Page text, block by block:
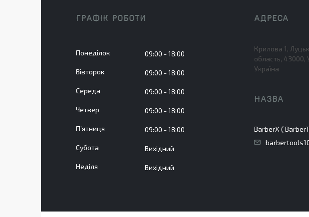
ГРАФІК РОБОТИ
Понеділок 09:00 18:00
Вівторок 09:00 18:00
Середа 09:00 18:00
Четвер 09:00 18:00
Пʼятниця 09:00 18:00
Субота Вихідний
Неділя Вихідний
Крилова 1,
область, 43000,
Україна
BarberX (